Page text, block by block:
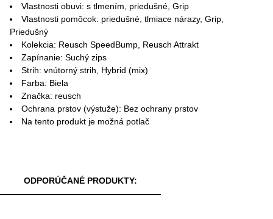
Vlastnosti obuvi: s tlmením, priedušné, Grip
Vlastnosti pomôcok: priedušné, tlmiace nárazy, Grip,
Priedušný
Kolekcia: Reusch SpeedBump, Reusch Attrakt
Zapínanie: Suchý zips
Strih: vnútorný strih, Hybrid (mix)
Farba: Biela
Značka: reusch
Ochrana prstov (výstuže): Bez ochrany prstov
Na tento produkt je možná potlač
ODPORÚČANÉ PRODUKTY: